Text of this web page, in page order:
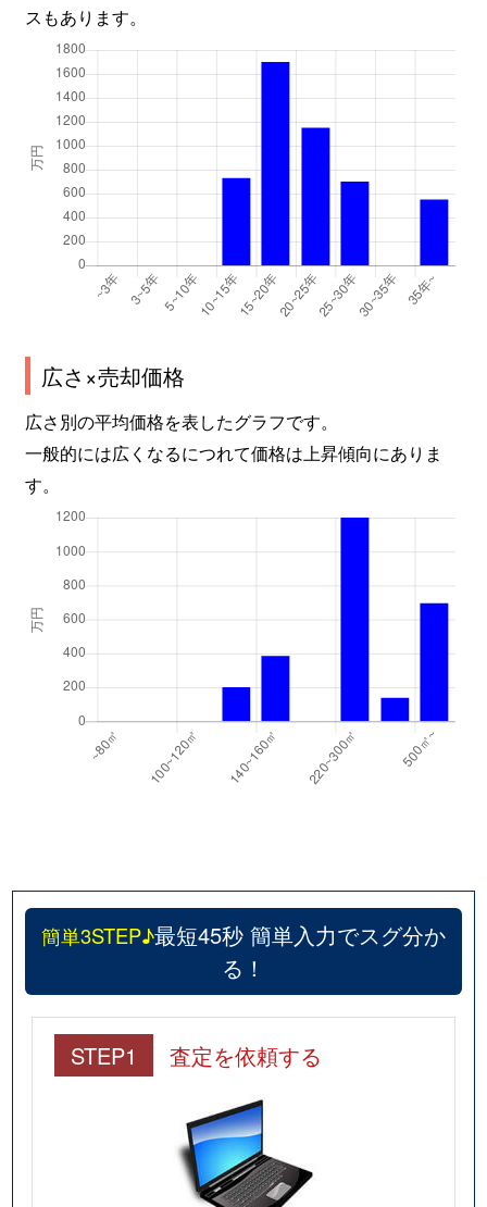
スもあります。
広さ×売却価格
広さ別の平均価格を表したグラフです。
一般的には広くなるにつれて価格は上昇傾向にありま
す。
簡単3STEP♪最短45秒 簡単入力でスグ分か
る！
STEP1 査定を依頼する